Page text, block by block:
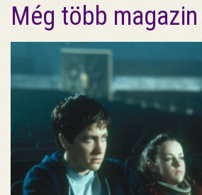
Még több magazin